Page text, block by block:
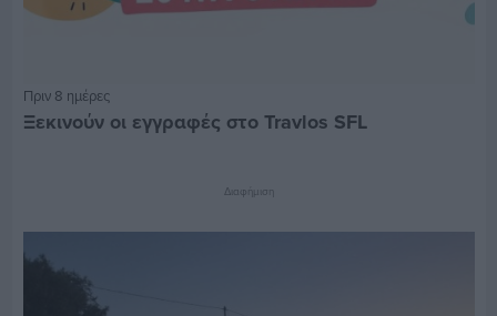
Πριν 8 ημέρες
Ξεκινούν οι εγγραφές στο Travlos SFL
Διαφήμιση